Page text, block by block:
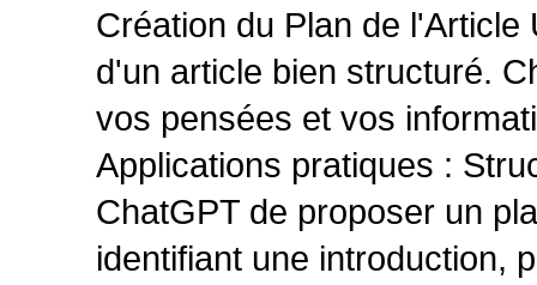
Création du Plan de
d'un article bien structuré.
vos pensées et vos
Applications pratiques :
ChatGPT de proposer un
identifiant une introduction,